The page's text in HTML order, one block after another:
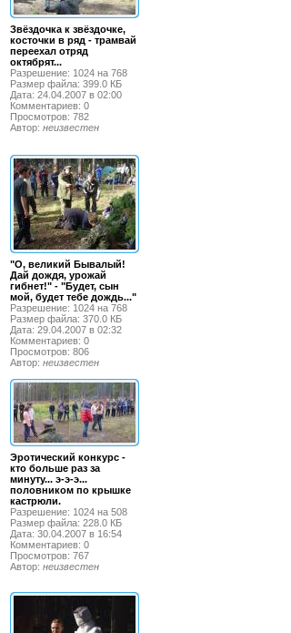
Звёздочка к звёздочке,
косточки в ряд - трамвай
переехал отряд
октябрят...
Разрешение: 1024 на 768
Размер файла: 399.0 КБ
Дата: 24.04.2007 в 02:00
Комментариев: 0
Просмотров: 782
Автор: неизвестен
"О, великий Бывалый!
Дай дождя, урожай
гибнет!" - "Будет, сын
мой, будет тебе дождь..."
Разрешение: 1024 на 768
Размер файла: 370.0 КБ
Дата: 29.04.2007 в 02:32
Комментариев: 0
Просмотров: 806
Автор: неизвестен
Эротический конкурс -
кто больше раз за
минуту... э-э-э...
половником по крышке
кастрюли.
Разрешение: 1024 на 508
Размер файла: 228.0 КБ
Дата: 30.04.2007 в 16:54
Комментариев: 0
Просмотров: 767
Автор: неизвестен